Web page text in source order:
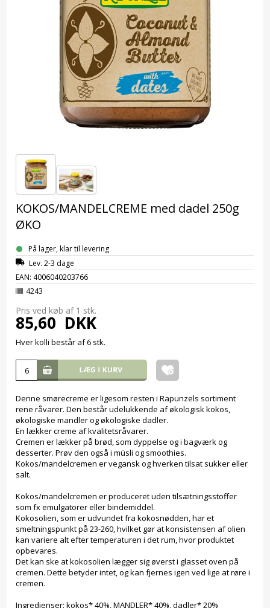
KOKOS/MANDELCREME med dadel 250g
ØKO
På lager, klar til levering
Lev. 2-3 dage
EAN: 4006040203766
4243
Pris ved køb af 1 stk.
85,60 DKK
Hver kolli består af 6 stk.
Denne smørecreme er ligesom resten i Rapunzels sortiment
rene råvarer. Den består udelukkende af økologisk kokos,
økologiske mandler og økologiske dadler.
En lækker creme af kvalitetsråvarer.
Cremen er lækker på brød, som dyppelse og i bagværk og
desserter. Prøv den også i müsli og smoothies.
Kokos/mandelcremen er vegansk og hverken tilsat sukker eller
salt.
Kokos/mandelcremen er produceret uden tilsætningsstoffer
som fx emulgatorer eller bindemiddel.
Kokosolien, som er udvundet fra kokosnødden, har et
smeltningspunkt på 23-260, hvilket gør at konsistensen af olien
kan variere alt efter temperaturen i det rum, hvor produktet
opbevares.
Det kan ske at kokosolien lægger sig øverst i glasset oven på
cremen. Dette betyder intet, og kan fjernes igen ved lige at røre i
cremen.
Ingredienser: kokos* 40%, MANDLER* 40%, dadler* 20%